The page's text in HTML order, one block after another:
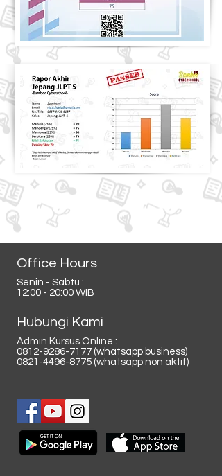
Office Hours
Senin - Sabtu :
12:00 - 20:00 WIB
Hubungi Kami
Admin Kursus Online :
0812-9286-7177 (whatsapp business)
0821-4496-8775 (whatsapp non aktif)